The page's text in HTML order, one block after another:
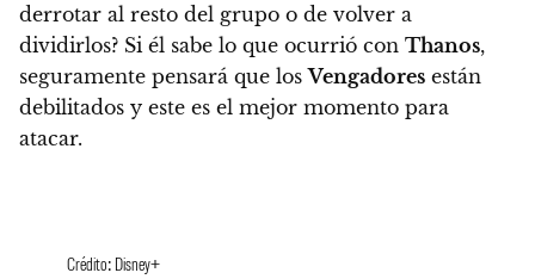
derrotar al resto del grupo o de volver a
dividirlos? Si él sabe lo que ocurrió con Thanos,
seguramente pensará que losVengadores están
debilitados y este es el mejor momento para
atacar.
Crédito: Disney+